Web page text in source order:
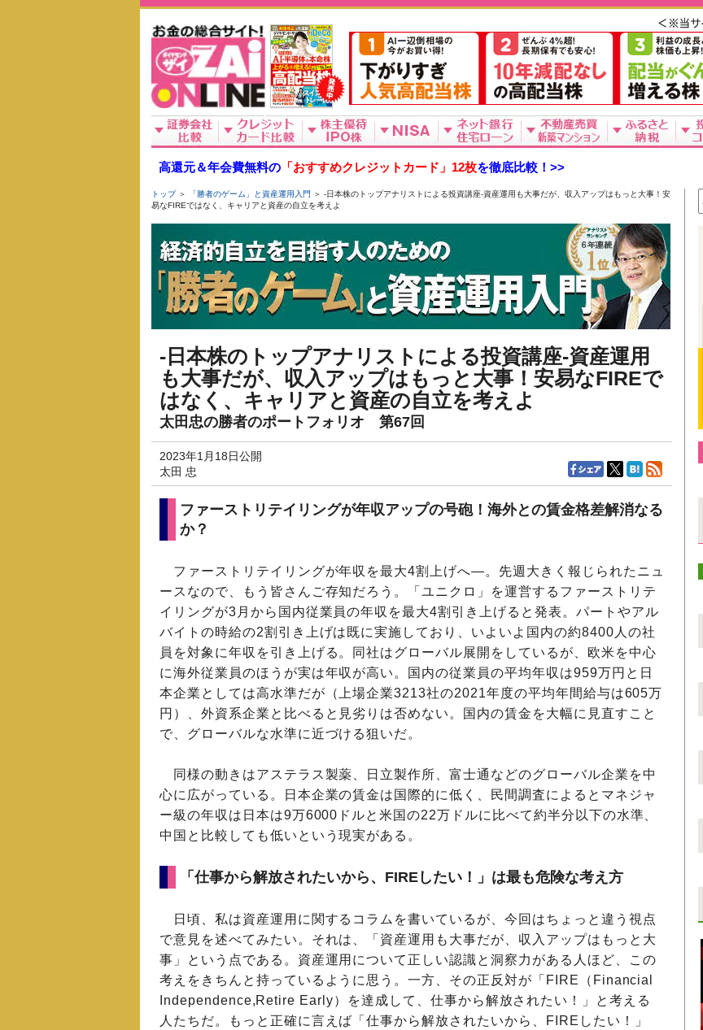
高還元＆年会費無料の 「おすすめクレジットカード」12枚を徹底比較！>>
トップ＞ 「勝者のゲーム」と資産運用入門 ＞ -日本株のトップアナリストによる投資講座-資産運用も大事だが、収入アップはもっと大事！安
易なFIREではなく、キャリアと資産の自立を考えよ
-日本株のトップアナリストによる投資講座-資産運用
も大事だが、収入アップはもっと大事！安易なFIREで
はなく、キャリアと資産の自立を考えよ
太田忠の勝者のポートフォリオ 第67回
2023年1月18日公開
太田 忠
ファーストリテイリングが年収アップの号砲！海外との賃金格差解消なる
か？
ファーストリテイリングが年収を最大4割上げへ―。先週大きく報じられたニュ
ースなので、もう皆さんご存知だろう。「ユニクロ」を運営するファーストリテ
イリングが3月から国内従業員の年収を最大4割引き上げると発表。パートやアル
バイトの時給の2割引き上げは既に実施しており、いよいよ国内の約8400人の社
員を対象に年収を引き上げる。同社はグローバル展開をしているが、欧米を中心
に海外従業員のほうが実は年収が高い。国内の従業員の平均年収は959万円と日
本企業としては高水準だが（上場企業3213社の2021年度の平均年間給与は605万
円）、外資系企業と比べると見劣りは否めない。国内の賃金を大幅に見直すこと
で、グローバルな水準に近づける狙いだ。
同様の動きはアステラス製薬、日立製作所、富士通などのグローバル企業を中
心に広がっている。日本企業の賃金は国際的に低く、民間調査によるとマネジャ
ー級の年収は日本は9万6000ドルと米国の22万ドルに比べて約半分以下の水準、
中国と比較しても低いという現実がある。
「仕事から解放されたいから、FIREしたい！」は最も危険な考え方
日頃、私は資産運用に関するコラムを書いているが、今回はちょっと違う視点
で意見を述べてみたい。それは、「資産運用も大事だが、収入アップはもっと大
事」という点である。資産運用について正しい認識と洞察力がある人ほど、この
考えをきちんと持っているように思う。一方、その正反対が「FIRE（Financial
Independence,Retire Early）を達成して、仕事から解放されたい！」と考える
人たちだ。もっと正確に言えば「仕事から解放されたいから、FIREしたい！」